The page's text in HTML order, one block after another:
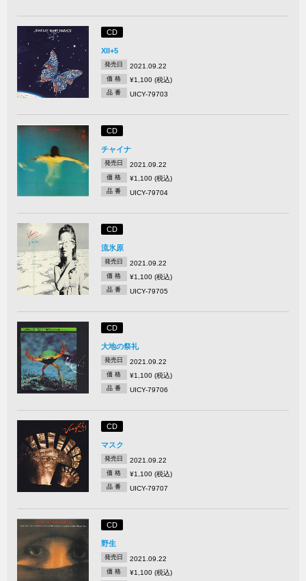
CD
XII+5
発売日 2021.09.22
価 格 ¥1,100 (税込)
品 番 UICY-79703
CD
チャイナ
発売日 2021.09.22
価 格 ¥1,100 (税込)
品 番 UICY-79704
CD
流氷原
発売日 2021.09.22
価 格 ¥1,100 (税込)
品 番 UICY-79705
CD
大地の祭礼
発売日 2021.09.22
価 格 ¥1,100 (税込)
品 番 UICY-79706
CD
マスク
発売日 2021.09.22
価 格 ¥1,100 (税込)
品 番 UICY-79707
CD
野生
発売日 2021.09.22
価 格 ¥1,100 (税込)